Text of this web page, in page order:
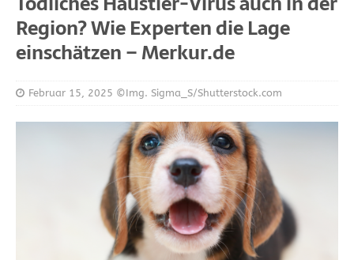
Region? Wie Experten die Lage
einschätzen – Merkur.de
Februar 15, 2025 ©Img. Sigma_S/Shutterstock.com